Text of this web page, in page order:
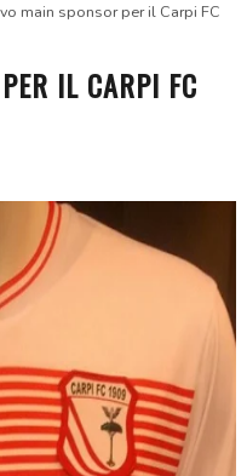
main sponsor per il Carpi FC
IL CARPI FC